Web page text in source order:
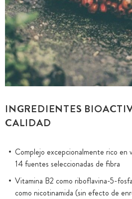
INGREDIENTES
CALIDAD
Complejo excepcionalmente rico en
14 fuentes seleccionadas de fibra
Vitamina B2 como riboflavina-5-
como nicotinamida (sin efecto de